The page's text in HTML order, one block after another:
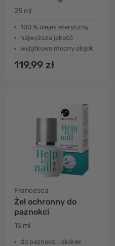
25 ml
100 % olejek eteryczny
najwyższa jakość
wyjątkowo mocny olejek
119,99 zł
Francesca
Żel ochronny do
paznokci
15 ml
do paznokci i skórek